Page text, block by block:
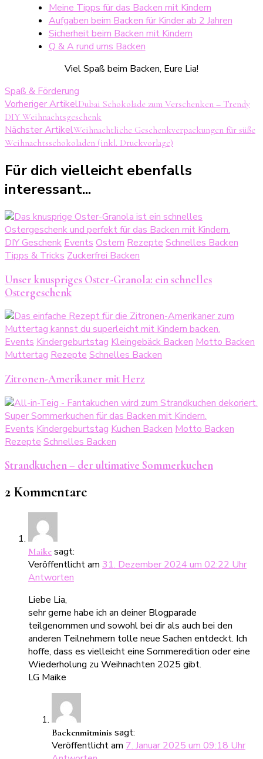
Meine Tipps für das Backen mit Kindern
Aufgaben beim Backen für Kinder ab 2 Jahren
Sicherheit beim Backen mit Kindern
Q & A rund ums Backen
Viel Spaß beim Backen, Eure Lia!
Spaß & Förderung
Beitragsnavigation
Vorheriger ArtikelDubai Schokolade zum Verschenken – Trendy
DIY Weihnachtsgeschenk
Nächster ArtikelWeihnachtliche Geschenkverpackungen für süße
Weihnachtsschokoladen (inkl. Druckvorlage)
Für dich vielleicht ebenfalls
interessant...
DIY Geschenk Events Ostern Rezepte Schnelles Backen
Tipps & Tricks Zuckerfrei Backen
Unser knuspriges Oster-Granola: ein schnelles
Ostergeschenk
Events Kindergeburtstag Kleingebäck Backen Motto Backen
Muttertag Rezepte Schnelles Backen
Zitronen-Amerikaner mit Herz
Events Kindergeburtstag Kuchen Backen Motto Backen
Rezepte Schnelles Backen
Strandkuchen – der ultimative Sommerkuchen
2 Kommentare
Maike sagt:
Veröffentlicht am 31. Dezember 2024 um 02:22 Uhr
Antworten
Liebe Lia,
sehr gerne habe ich an deiner Blogparade
teilgenommen und sowohl bei dir als auch bei den
anderen Teilnehmern tolle neue Sachen entdeckt. Ich
hoffe, dass es vielleicht eine Sommeredition oder eine
Wiederholung zu Weihnachten 2025 gibt.
LG Maike
Backenmitminis sagt:
Veröffentlicht am 7. Januar 2025 um 09:18 Uhr